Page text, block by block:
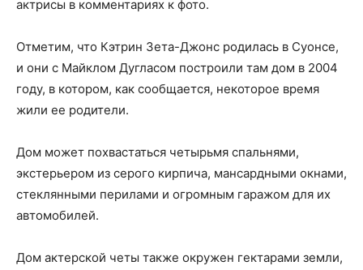
актрисы в комментариях к фото.
Отметим, что Кэтрин Зета-Джонс родилась в Суонсе,
и они с Майклом Дугласом построили там дом в 2004
году, в котором, как сообщается, некоторое время
жили ее родители.
Дом может похвастаться четырьмя спальнями,
экстерьером из серого кирпича, мансардными окнами,
стеклянными перилами и огромным гаражом для их
автомобилей.
Дом актерской четы также окружен гектарами земли,